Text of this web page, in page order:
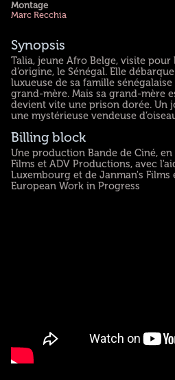
Montage
Marc Recchia
Synopsis
Talia, jeune Afro Belge, visite
d’origine, le Sénégal. Elle
luxueuse de sa famille
grand-mère. Mais sa grand-mère
devient vite une prison dorée. Un
une mystérieuse vendeuse
Billing block
Une production Bande de Ciné,
Films et ADV Productions, avec
Luxembourg et de Janman's
European Work in Progress